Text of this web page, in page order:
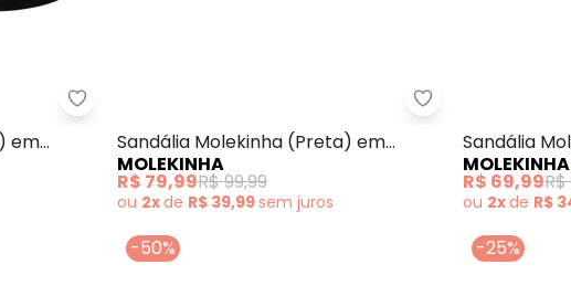
em Sintético
Molekinha - Sandália Molekinha (Preto) em Sintético
em
Molekinha -
Sandália Molekinha (Preta) em
Sintético
MOLEKINHA
R$ 79,99R$ 99,99
ou 2xde R$ 39,99sem juros
Sandália
Sintético
MOLEKINHA
R$ 69,99
ou 2xde R$
-50% -25%